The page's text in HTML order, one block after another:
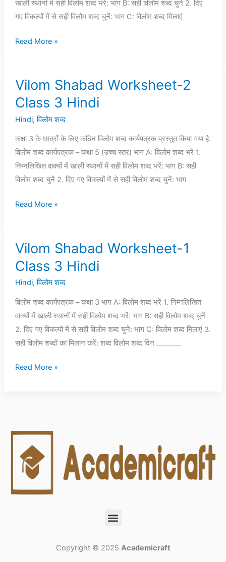
खाली स्थानों में सही विलोम शब्द भरें: भाग B: सही विलोम शब्द चुनें 2. दिए
गए विकल्पों में से सही विलोम शब्द चुनें: भाग C: विलोम शब्द मिलाएं
Read More »
Vilom Shabad Worksheet-2
Class 3 Hindi
Hindi,विलोम शव्द
कक्षा 3 के छात्रों के लिए कठिन विलोम शब्द कार्यपत्रक प्रस्तुत किया गया है:
विलोम शब्द कार्यपत्रक – कक्षा 5 (उच्च स्तर) भाग A: विलोम शब्द भरें 1.
निम्नलिखित वाक्यों में खाली स्थानों में सही विलोम शब्द भरें: भाग B: सही
विलोम शब्द चुनें 2. दिए गए विकल्पों में से सही विलोम शब्द चुनें: भाग
Vilom
Shabad
Worksheet-
2
Class
3
Hindi
Read More »
Vilom Shabad Worksheet-1
Class 3 Hindi
Hindi,विलोम शव्द
विलोम शब्द कार्यपत्रक – कक्षा 3 भाग A: विलोम शब्द भरें 1. निम्नलिखित
वाक्यों में खाली स्थानों में सही विलोम शब्द भरें: भाग B: सही विलोम शब्द चुनें
2. दिए गए विकल्पों में से सही विलोम शब्द चुनें: भाग C: विलोम शब्द मिलाएं 3.
सही विलोम शब्दों का मिलान करें: शब्द विलोम शब्द दिन _______
Vilom
Shabad
Worksheet-
1
Class
3
Hindi
Read More »
Menu
Copyright © 2025 Academicraft